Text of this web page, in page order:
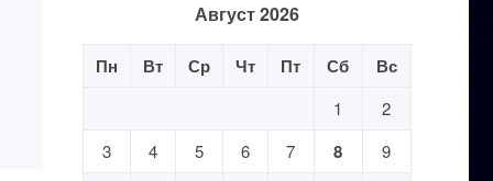
Август 2026
Пн Вт Ср Чт Пт Сб Вс
1
2
3
4 5 6 7 8
9